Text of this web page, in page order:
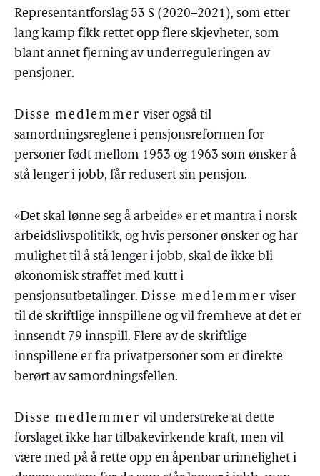
Representantforslag 53 S (2020–2021), som etter
lang kamp fikk rettet opp flere skjevheter, som
blant annet fjerning av underreguleringen av
pensjoner.
Disse medlemmer viser også til
samordningsreglene i pensjonsreformen for
personer født mellom 1953 og 1963 som ønsker å
stå lenger i jobb, får redusert sin pensjon.
«Det skal lønne seg å arbeide» er et mantra i norsk
arbeidslivspolitikk, og hvis personer ønsker og har
mulighet til å stå lenger i jobb, skal de ikke bli
økonomisk straffet med kutt i
pensjonsutbetalinger. Disse medlemmer viser
til de skriftlige innspillene og vil fremheve at det er
innsendt 79 innspill. Flere av de skriftlige
innspillene er fra privatpersoner som er direkte
berørt av samordningsfellen.
Disse medlemmer vil understreke at dette
forslaget ikke har tilbakevirkende kraft, men vil
være med på å rette opp en åpenbar urimelighet i